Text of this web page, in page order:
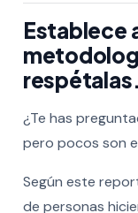
Establece
respétalas.
¿Te has
pero pocos son
Según este
de personas